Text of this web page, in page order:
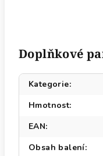
Doplňkové
Kategorie:
Hmotnost:
EAN:
Obsah balení: